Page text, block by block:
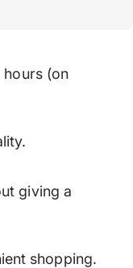
(on
giving a
shopping.